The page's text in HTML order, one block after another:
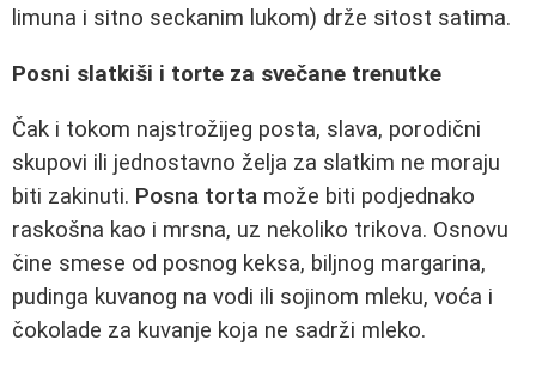
limuna i sitno seckanim lukom) drže sitost satima.
Posni slatkiši i torte za svečane trenutke
Čak i tokom najstrožijeg posta, slava, porodični
skupovi ili jednostavno želja za slatkim ne moraju
biti zakinuti. Posna torta može biti podjednako
raskošna kao i mrsna, uz nekoliko trikova. Osnovu
čine smese od posnog keksa, biljnog margarina,
pudinga kuvanog na vodi ili sojinom mleku, voća i
čokolade za kuvanje koja ne sadrži mleko.